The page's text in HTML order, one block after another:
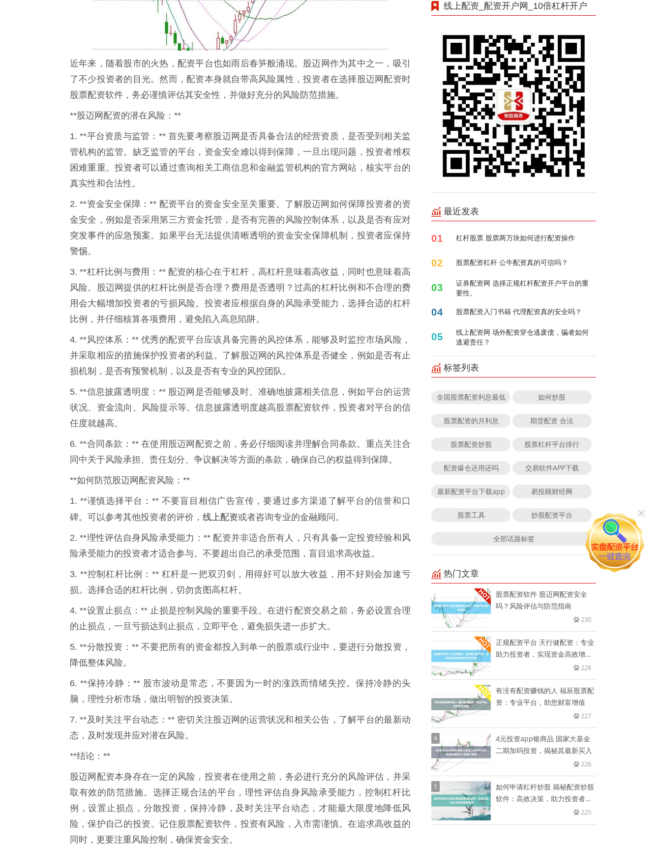
近年来，随着股市的火热，配资平台也如雨后春笋般涌现。股迈网作为其中之一，吸引
了不少投资者的目光。然而，配资本身就自带高风险属性，投资者在选择股迈网配资时
股票配资软件，务必谨慎评估其安全性，并做好充分的风险防范措施。
**股迈网配资的潜在风险：**
1. **平台资质与监管：** 首先要考察股迈网是否具备合法的经营资质，是否受到相关监
管机构的监管。缺乏监管的平台，资金安全难以得到保障，一旦出现问题，投资者维权
困难重重。投资者可以通过查询相关工商信息和金融监管机构的官方网站，核实平台的
真实性和合法性。
2. **资金安全保障：** 配资平台的资金安全至关重要。了解股迈网如何保障投资者的资
金安全，例如是否采用第三方资金托管，是否有完善的风险控制体系，以及是否有应对
突发事件的应急预案。如果平台无法提供清晰透明的资金安全保障机制，投资者应保持
警惕。
3. **杠杆比例与费用：** 配资的核心在于杠杆，高杠杆意味着高收益，同时也意味着高
风险。股迈网提供的杠杆比例是否合理？费用是否透明？过高的杠杆比例和不合理的费
用会大幅增加投资者的亏损风险。投资者应根据自身的风险承受能力，选择合适的杠杆
比例，并仔细核算各项费用，避免陷入高息陷阱。
4. **风控体系：** 优秀的配资平台应该具备完善的风控体系，能够及时监控市场风险，
并采取相应的措施保护投资者的利益。了解股迈网的风控体系是否健全，例如是否有止
损机制，是否有预警机制，以及是否有专业的风控团队。
5. **信息披露透明度：** 股迈网是否能够及时、准确地披露相关信息，例如平台的运营
状况、资金流向、风险提示等。信息披露透明度越高股票配资软件，投资者对平台的信
任度就越高。
6. **合同条款：** 在使用股迈网配资之前，务必仔细阅读并理解合同条款。重点关注合
同中关于风险承担、责任划分、争议解决等方面的条款，确保自己的权益得到保障。
**如何防范股迈网配资风险：**
1. **谨慎选择平台：** 不要盲目相信广告宣传，要通过多方渠道了解平台的信誉和口
碑。可以参考其他投资者的评价， 线上配资或者咨询专业的金融顾问。
2. **理性评估自身风险承受能力：** 配资并非适合所有人，只有具备一定投资经验和风
险承受能力的投资者才适合参与。不要超出自己的承受范围，盲目追求高收益。
3. **控制杠杆比例：** 杠杆是一把双刃剑，用得好可以放大收益，用不好则会加速亏
损。选择合适的杠杆比例，切勿贪图高杠杆。
4. **设置止损点：** 止损是控制风险的重要手段。在进行配资交易之前，务必设置合理
的止损点，一旦亏损达到止损点，立即平仓，避免损失进一步扩大。
5. **分散投资：** 不要把所有的资金都投入到单一的股票或行业中，要进行分散投资，
降低整体风险。
6. **保持冷静：** 股市波动是常态，不要因为一时的涨跌而情绪失控。保持冷静的头
脑，理性分析市场，做出明智的投资决策。
7. **及时关注平台动态：** 密切关注股迈网的运营状况和相关公告，了解平台的最新动
态，及时发现并应对潜在风险。
**结论：**
股迈网配资本身存在一定的风险，投资者在使用之前，务必进行充分的风险评估，并采
取有效的防范措施。选择正规合法的平台，理性评估自身风险承受能力，控制杠杆比
例，设置止损点，分散投资，保持冷静，及时关注平台动态，才能最大限度地降低风
险，保护自己的投资。记住股票配资软件，投资有风险，入市需谨慎。在追求高收益的
同时，更要注重风险控制，确保资金安全。
线上配资_配资开户网_10倍杠杆开户
最近发表
01 杠杆股票 股票两万块如何进行配资操作
02 股票配资杠杆 公牛配资真的可信吗？
03
证券配资网 选择正规杠杆配资开户平台的重
要性。
04 股票配资入门书籍 代理配资真的安全吗？
05
线上配资网 场外配资穿仓逃废债，骗者如何
逃避责任？
标签列表
全国股票配资利息最低 如何炒股
股票配资的月利息 期货配资 合法
股票配资炒股 股票杠杆平台排行
配资爆仓还用还吗 交易软件APP下载
最新配资平台下载app 易投顾财经网
股票工具 炒股配资平台
全部话题标签
热门文章
股票配资软件 股迈网配资安全
吗？风险评估与防范指南
230
正规配资平台 天行健配资：专业
助力投资者，实现资金高效增值
228
有没有配资赚钱的人 福辰股票配
资：专业平台，助您财富增值
227
4
4元投资app银商品 国家大基金
二期加码投资，揭秘其最新买入
226
5
如何申请杠杆炒股 揭秘配资炒股
软件：高效决策，助力投资者驰
225